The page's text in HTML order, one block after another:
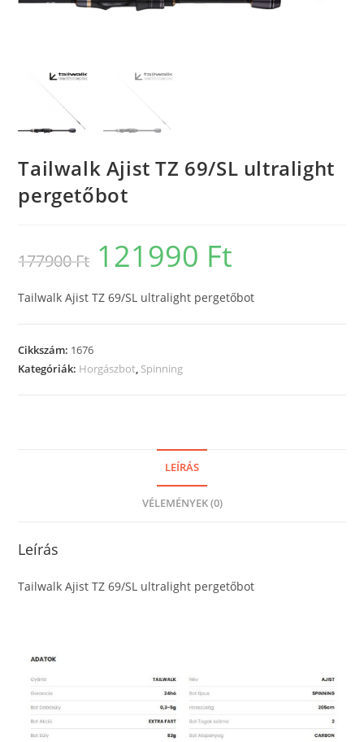
Tailwalk Ajist TZ 69/SL ultralight
pergetőbot
177900Ft
Original
price
was:
121990 Ft
Tailwalk Ajist TZ 69/SL ultralight pergetőbot
Cikkszám: 1676
Kategóriák: Horgászbot, Spinning
LEÍRÁS
VÉLEMÉNYEK (0)
Leírás
Tailwalk Ajist TZ 69/SL ultralight pergetőbot